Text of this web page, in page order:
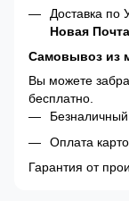
Доставка по
Новая
Самовывоз из
Вы можете
бесплатно.
Оплата
Гарантия от